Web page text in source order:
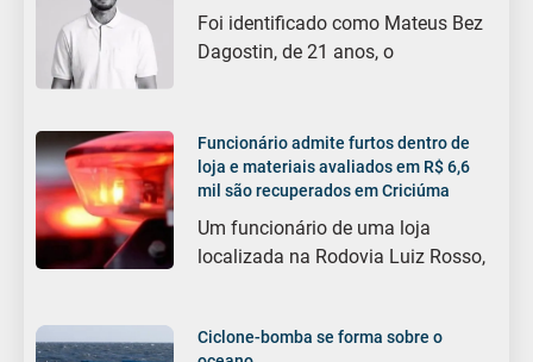
Foi identificado como Mateus Bez
Dagostin, de 21 anos, o
Funcionário admite furtos dentro de
loja e materiais avaliados em R$ 6,6
mil são recuperados em Criciúma
Um funcionário de uma loja
localizada na Rodovia Luiz Rosso,
Ciclone-bomba se forma sobre o